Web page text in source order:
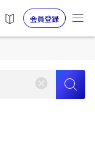
会員登録